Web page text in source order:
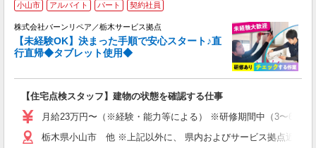
小山市 アルバイト パート 契約社員
株式会社バーンリペア／栃木サービス拠点
【未経験OK】決まった手順で安心スタート♪直
行直帰◆タブレット使用◆
【住宅点検スタッフ】建物の状態を確認する仕事
月給23万円〜（※経験・能力等による） ※研修期間中（3〜6ヶ
栃木県小山市 他 ※上記以外に、 県内およびサービス拠点近郊で